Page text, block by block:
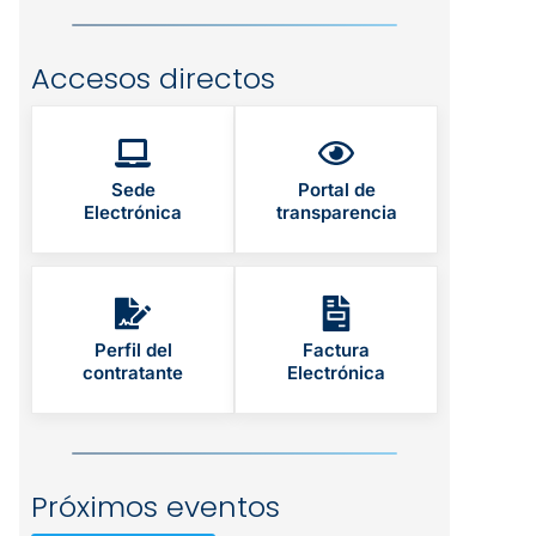
Accesos directos
Sede
Electrónica
Portal de
transparencia
Perfil del
contratante
Factura
Electrónica
Próximos eventos